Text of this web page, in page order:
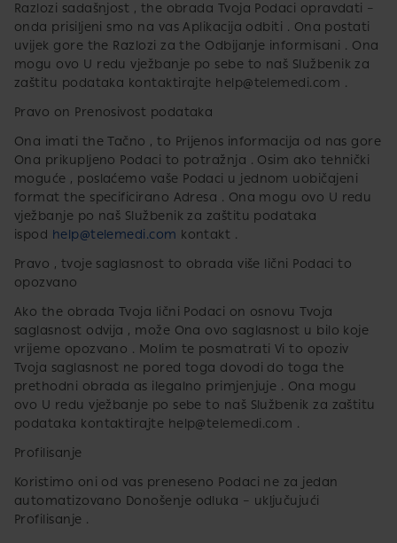
Razlozi sadašnjost ,​ the obrada Tvoja Podaci opravdati –
onda prisiljeni smo na vas​ Aplikacija odbiti . Ona postati
uvijek gore the Razlozi za the Odbijanje informisani . Ona
mogu ovo U redu vježbanje po sebe to naš Službenik za
zaštitu podataka kontaktirajte help@telemedi.com .
Pravo​ on Prenosivost podataka
Ona imati the Tačno , to Prijenos informacija od nas gore
Ona prikupljeno Podaci to potražnja . Osim ako tehnički
moguće , poslaćemo vaše​ Podaci u jednom uobičajeni
format the specificirano Adresa . Ona mogu ovo U redu
vježbanje po naš Službenik za zaštitu podataka
ispod help@telemedi.com kontakt .
Pravo , tvoje​ saglasnost to obrada više lični Podaci to
opozvano
Ako the obrada Tvoja lični Podaci on osnovu Tvoja
saglasnost odvija , može Ona ovo saglasnost u bilo koje
vrijeme opozvano . Molim te posmatrati Vi to opoziv​
Tvoja saglasnost ne pored toga dovodi do toga the
prethodni obrada as ilegalno primjenjuje . Ona mogu
ovo U redu vježbanje po sebe to naš Službenik za zaštitu
podataka kontaktirajte help@telemedi.com .
Profilisanje
Koristimo​ oni od vas preneseno Podaci ne za jedan
automatizovano Donošenje odluka – uključujući
Profilisanje .